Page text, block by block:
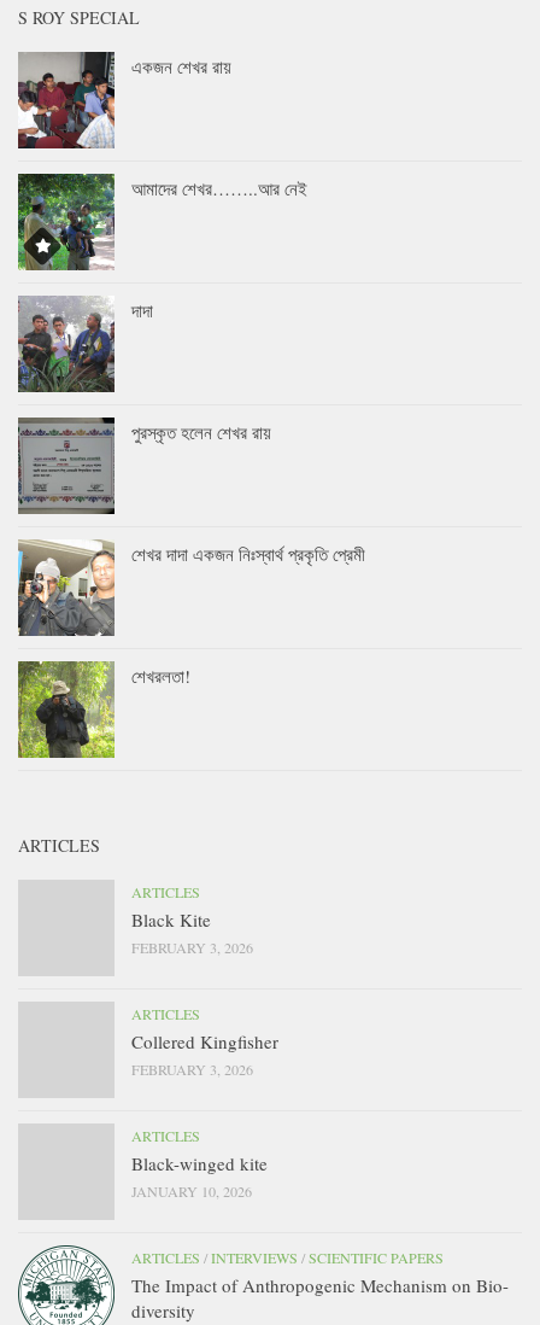
S ROY SPECIAL
একজন শেখর রায়
আমাদের শেখর……..আর নেই
দাদা
পুরস্কৃত হলেন শেখর রায়
শেখর দাদা একজন নিঃস্বার্থ প্রকৃতি প্রেমী
শেখরলতা!
ARTICLES
ARTICLES
Black Kite
FEBRUARY 3, 2026
ARTICLES
Collered Kingfisher
FEBRUARY 3, 2026
ARTICLES
Black-winged kite
JANUARY 10, 2026
ARTICLES /INTERVIEWS /SCIENTIFIC PAPERS
The Impact of Anthropogenic Mechanism on Bio-
diversity